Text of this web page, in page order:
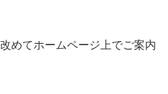
めてホームページ上でご案内